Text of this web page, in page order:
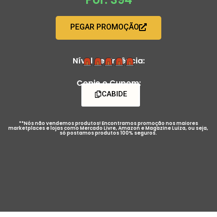
PEGAR PROMOÇÃO
Nível de Urgência:
Copie o Cupom:
CABIDE
**Nós não vendemos produtos! Encontramos promoção nos maiores
marketplaces e lojas como Mercado Livre, Amazon e Magazine Luiza, ou seja,
só postamos produtos 100% seguros.